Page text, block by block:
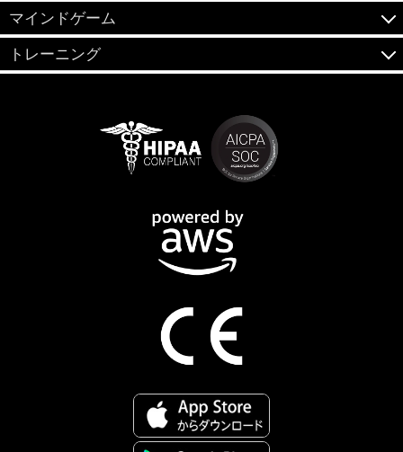
マインドゲーム
トレーニング